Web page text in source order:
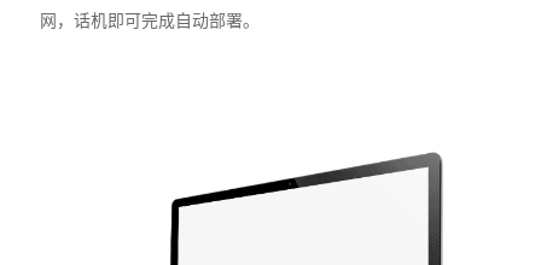
网，话机即可完成自动部署。